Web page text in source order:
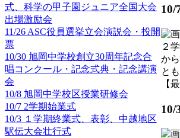
式、科学の甲子園ジュニア全国大会
出場激励会
11/26 ASC役員選挙立会演説会・投開
票
10/30 旭岡中学校創立30周年記念合
唱コンクール・記念式典・記念講演
会
10/8 旭岡中学校区授業研修会
10/7 2学期始業式
10/3 １学期終業式、表彰、中越地区
駅伝大会壮行式
10/
２
か
と
【
10/